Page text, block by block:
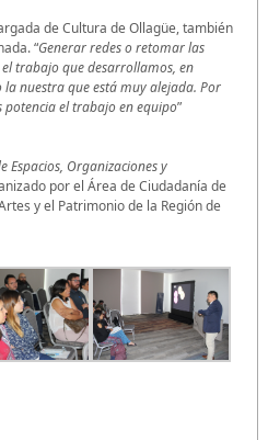
de Cultura de Ollagüe, también
“Generar redes o retomar las
trabajo que desarrollamos, en
nuestra que está muy alejada. Por
potencia el trabajo en equipo”
Espacios, Organizaciones y
por el Área de Ciudadanía de
y el Patrimonio de la Región de